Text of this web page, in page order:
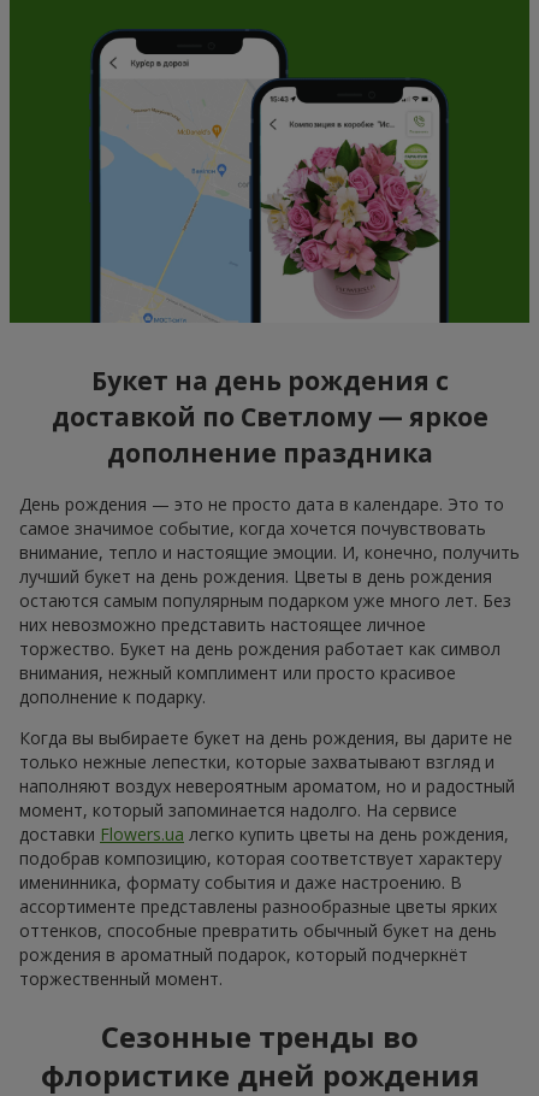
Букет на день рождения с
доставкой по Светлому — яркое
дополнение праздника
День рождения — это не просто дата в календаре. Это то
самое значимое событие, когда хочется почувствовать
внимание, тепло и настоящие эмоции. И, конечно, получить
лучший букет на день рождения. Цветы в день рождения
остаются самым популярным подарком уже много лет. Без
них невозможно представить настоящее личное
торжество. Букет на день рождения работает как символ
внимания, нежный комплимент или просто красивое
дополнение к подарку.
Когда вы выбираете букет на день рождения, вы дарите не
только нежные лепестки, которые захватывают взгляд и
наполняют воздух невероятным ароматом, но и радостный
момент, который запоминается надолго. На сервисе
доставки Flowers.ua легко купить цветы на день рождения,
подобрав композицию, которая соответствует характеру
именинника, формату события и даже настроению. В
ассортименте представлены разнообразные цветы ярких
оттенков, способные превратить обычный букет на день
рождения в ароматный подарок, который подчеркнёт
торжественный момент.
Сезонные тренды во
флористике дней рождения